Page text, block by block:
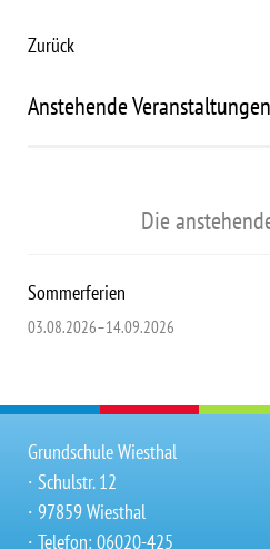
Zurück
Anstehende Veranstaltungen
Die
Sommerferien
03.08.2026–14.09.2026
Grundschule Wiesthal
∙ Schulstr. 12
∙ 97859 Wiesthal
∙ Telefon: 06020-425